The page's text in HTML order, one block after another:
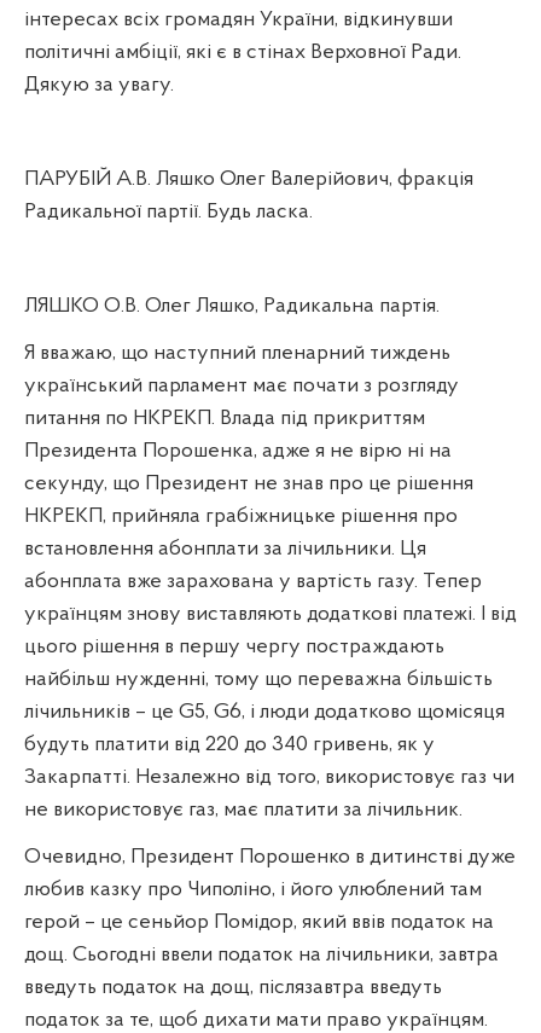
інтересах всіх громадян України, відкинувши
політичні амбіції, які є в стінах Верховної Ради.
Дякую за увагу.
ПАРУБІЙ А.В. Ляшко Олег Валерійович, фракція
Радикальної партії. Будь ласка.
ЛЯШКО О.В. Олег Ляшко, Радикальна партія.
Я вважаю, що наступний пленарний тиждень
український парламент має почати з розгляду
питання по НКРЕКП. Влада під прикриттям
Президента Порошенка, адже я не вірю ні на
секунду, що Президент не знав про це рішення
НКРЕКП, прийняла грабіжницьке рішення про
встановлення абонплати за лічильники. Ця
абонплата вже зарахована у вартість газу. Тепер
українцям знову виставляють додаткові платежі. І від
цього рішення в першу чергу постраждають
найбільш нужденні, тому що переважна більшість
лічильників – це G5, G6, і люди додатково щомісяця
будуть платити від 220 до 340 гривень, як у
Закарпатті. Незалежно від того, використовує газ чи
не використовує газ, має платити за лічильник.
Очевидно, Президент Порошенко в дитинстві дуже
любив казку про Чиполіно, і його улюблений там
герой – це сеньйор Помідор, який ввів податок на
дощ. Сьогодні ввели податок на лічильники, завтра
введуть податок на дощ, післязавтра введуть
податок за те, щоб дихати мати право українцям.